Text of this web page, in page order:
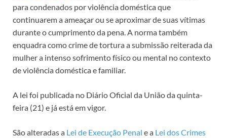
para condenados por violência doméstica que
continuarem a ameaçar ou se aproximar de suas vítimas
durante o cumprimento da pena. A norma também
enquadra como crime de tortura a submissão reiterada da
mulher a intenso sofrimento físico ou mental no contexto
de violência doméstica e familiar.
A lei foi publicada no Diário Oficial da União da quinta-
feira (21) e já está em vigor.
São alteradas a Lei de Execução Penal e a Lei dos Crimes